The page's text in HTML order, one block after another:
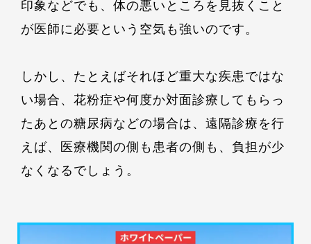
印象などでも、体の悪いところを見抜くこと
が医師に必要という空気も強いのです。
しかし、たとえばそれほど重大な疾患ではな
い場合、花粉症や何度か対面診療してもらっ
たあとの糖尿病などの場合は、遠隔診療を行
えば、医療機関の側も患者の側も、負担が少
なくなるでしょう。